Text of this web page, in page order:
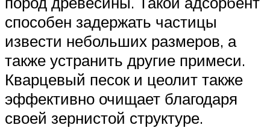
способен задержать частицы
извести небольших размеров, а
также устранить другие примеси.
Кварцевый песок и цеолит также
эффективно очищает благодаря
своей зернистой структуре.